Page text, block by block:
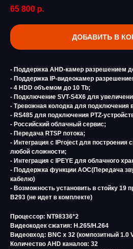
65 800 р.
ДОБАВИТЬ В
- Поддержка AHD-камер разрешением
- Поддержка IP-видеокамер
- 4 HDD объемом до 10 Tb;
- Подключение SVT-S4X6 для
- Тревожная колодка для подключения
- RS485 для подключения PTZ-
- Российский облачный сервис;
- Передача RTSP потока;
- Интеграция с IProject для построения
любой сложности;
- Интеграция с IPEYE для облачного
- Поддержка функции АОС(Передача
кабелю)
- Возможность установить в стойку 19
B293 (не идет в комплекте)
Процессор: NT98336*2
Видеокодек сжатия: H.265/H.264
Видеовход: BNC х 32 (композитный 1.0
Количество AHD каналов: 32